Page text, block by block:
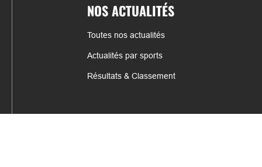
NOS ACTUALITÉS
Toutes nos actualités
Actualités par sports
Résultats & Classement